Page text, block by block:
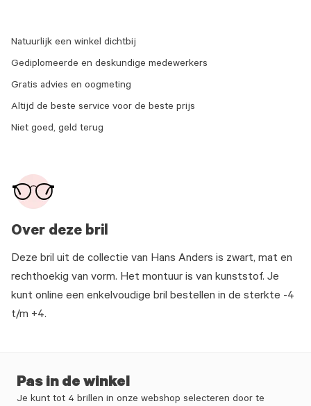
Over deze bril
Deze bril uit de collectie van Hans Anders is zwart, mat en
rechthoekig van vorm. Het montuur is van kunststof. Je
kunt online een enkelvoudige bril bestellen in de sterkte -4
t/m +4.
Natuurlijk een winkel dichtbij
Gediplomeerde en deskundige medewerkers
Gratis advies en oogmeting
Altijd de beste service voor de beste prijs
Niet goed, geld terug
Pas in de winkel
Je kunt tot 4 brillen in onze webshop selecteren door te